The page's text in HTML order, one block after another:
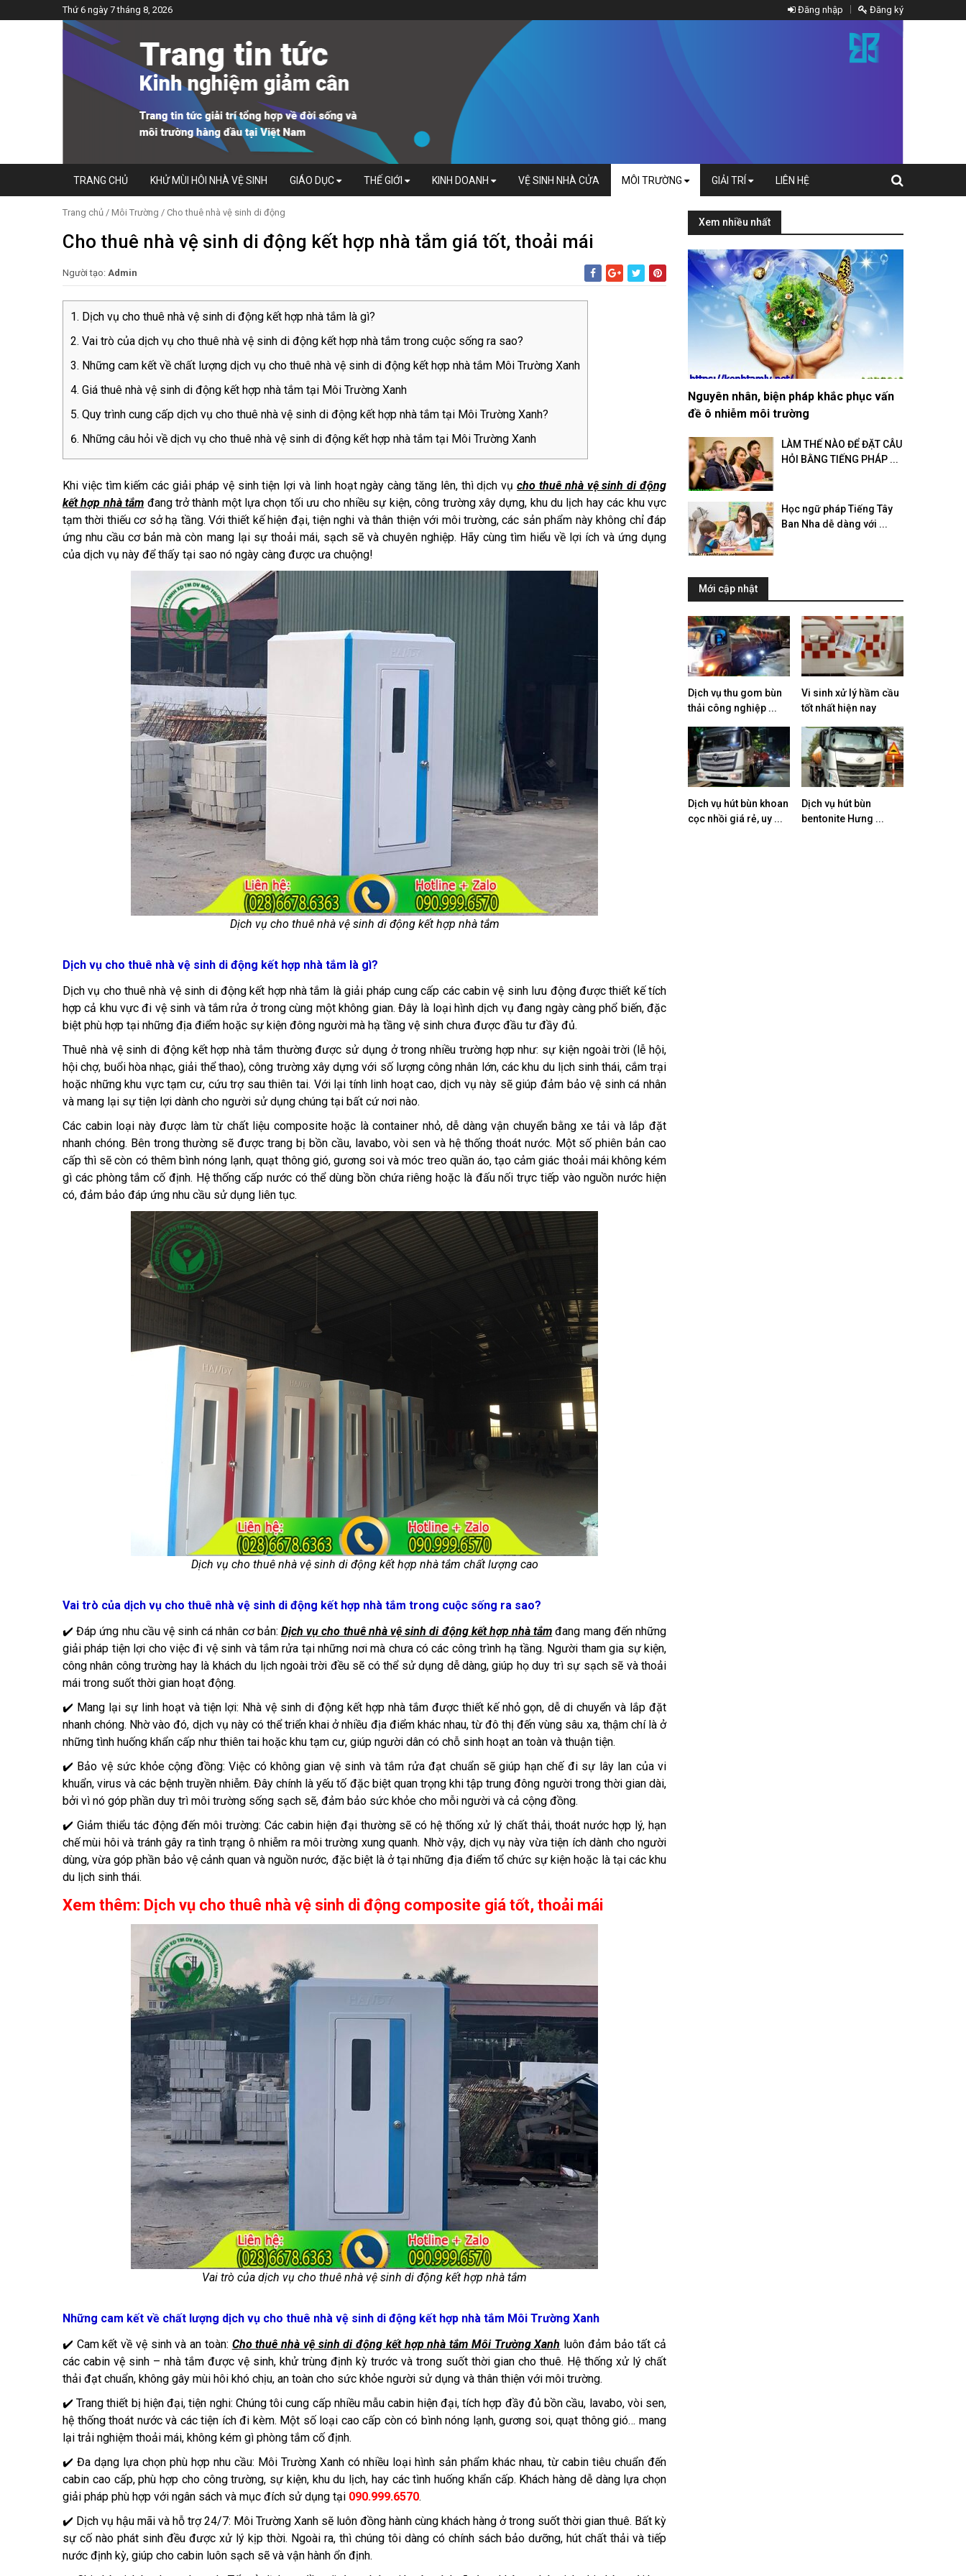
Thứ 6 ngày 7 tháng 8, 2026 Đăng nhập Đăng ký
TRANG CHỦ KHỬ MÙI HÔI NHÀ VỆ SINH GIÁO DỤC THẾ GIỚI KINH DOANH VỆ SINH NHÀ CỬA MÔI TRƯỜNG GIẢI TRÍ LIÊN HỆ
Trang chủ / Môi Trường / Cho thuê nhà vệ sinh di động
Cho thuê nhà vệ sinh di động kết hợp nhà tắm giá tốt, thoải mái
Người tạo: Admin
Dịch vụ cho thuê nhà vệ sinh di động kết hợp nhà tắm là gì?
Vai trò của dịch vụ cho thuê nhà vệ sinh di động kết hợp nhà tắm trong cuộc sống ra sao?
Những cam kết về chất lượng dịch vụ cho thuê nhà vệ sinh di động kết hợp nhà tắm Môi Trường Xanh
Giá thuê nhà vệ sinh di động kết hợp nhà tắm tại Môi Trường Xanh
Quy trình cung cấp dịch vụ cho thuê nhà vệ sinh di động kết hợp nhà tắm tại Môi Trường Xanh?
Những câu hỏi về dịch vụ cho thuê nhà vệ sinh di động kết hợp nhà tắm tại Môi Trường Xanh
Khi việc tìm kiếm các giải pháp vệ sinh tiện lợi và linh hoạt ngày càng tăng lên, thì dịch vụcho thuê nhà vệ sinh di động
kết hợp nhà tắm đang trở thành một lựa chọn tối ưu cho nhiều sự kiện, công trường xây dựng, khu du lịch hay các khu vực
tạm thời thiếu cơ sở hạ tầng. Với thiết kế hiện đại, tiện nghi và thân thiện với môi trường, các sản phẩm này không chỉ đáp
ứng nhu cầu cơ bản mà còn mang lại sự thoải mái, sạch sẽ và chuyên nghiệp. Hãy cùng tìm hiểu về lợi ích và ứng dụng
của dịch vụ này để thấy tại sao nó ngày càng được ưa chuộng!
Dịch vụ cho thuê nhà vệ sinh di động kết hợp nhà tắm
Dịch vụ cho thuê nhà vệ sinh di động kết hợp nhà tắm là gì?
Dịch vụ cho thuê nhà vệ sinh di động kết hợp nhà tắm là giải pháp cung cấp các cabin vệ sinh lưu động được thiết kế tích
hợp cả khu vực đi vệ sinh và tắm rửa ở trong cùng một không gian. Đây là loại hình dịch vụ đang ngày càng phổ biến, đặc
biệt phù hợp tại những địa điểm hoặc sự kiện đông người mà hạ tầng vệ sinh chưa được đầu tư đầy đủ.
Thuê nhà vệ sinh di động kết hợp nhà tắm thường được sử dụng ở trong nhiều trường hợp như: sự kiện ngoài trời (lễ hội,
hội chợ, buổi hòa nhạc, giải thể thao), công trường xây dựng với số lượng công nhân lớn, các khu du lịch sinh thái, cắm trại
hoặc những khu vực tạm cư, cứu trợ sau thiên tai. Với lại tính linh hoạt cao, dịch vụ này sẽ giúp đảm bảo vệ sinh cá nhân
và mang lại sự tiện lợi dành cho người sử dụng chúng tại bất cứ nơi nào.
Các cabin loại này được làm từ chất liệu composite hoặc là container nhỏ, dễ dàng vận chuyển bằng xe tải và lắp đặt
nhanh chóng. Bên trong thường sẽ được trang bị bồn cầu, lavabo, vòi sen và hệ thống thoát nước. Một số phiên bản cao
cấp thì sẽ còn có thêm bình nóng lạnh, quạt thông gió, gương soi và móc treo quần áo, tạo cảm giác thoải mái không kém
gì các phòng tắm cố định. Hệ thống cấp nước có thể dùng bồn chứa riêng hoặc là đấu nối trực tiếp vào nguồn nước hiện
có, đảm bảo đáp ứng nhu cầu sử dụng liên tục.
Dịch vụ cho thuê nhà vệ sinh di động kết hợp nhà tắm chất lượng cao
Vai trò của dịch vụ cho thuê nhà vệ sinh di động kết hợp nhà tắm trong cuộc sống ra sao?
✔️ Đáp ứng nhu cầu vệ sinh cá nhân cơ bản:Dịch vụ cho thuê nhà vệ sinh di động kết hợp nhà tắm đang mang đến những
giải pháp tiện lợi cho việc đi vệ sinh và tắm rửa tại những nơi mà chưa có các công trình hạ tầng. Người tham gia sự kiện,
công nhân công trường hay là khách du lịch ngoài trời đều sẽ có thể sử dụng dễ dàng, giúp họ duy trì sự sạch sẽ và thoải
mái trong suốt thời gian hoạt động.
✔️ Mang lại sự linh hoạt và tiện lợi: Nhà vệ sinh di động kết hợp nhà tắm được thiết kế nhỏ gọn, dễ di chuyển và lắp đặt
nhanh chóng. Nhờ vào đó, dịch vụ này có thể triển khai ở nhiều địa điểm khác nhau, từ đô thị đến vùng sâu xa, thậm chí là ở
những tình huống khẩn cấp như thiên tai hoặc khu tạm cư, giúp người dân có chỗ sinh hoạt an toàn và thuận tiện.
✔️ Bảo vệ sức khỏe cộng đồng: Việc có không gian vệ sinh và tắm rửa đạt chuẩn sẽ giúp hạn chế đi sự lây lan của vi
khuẩn, virus và các bệnh truyền nhiễm. Đây chính là yếu tố đặc biệt quan trọng khi tập trung đông người trong thời gian dài,
bởi vì nó góp phần duy trì môi trường sống sạch sẽ, đảm bảo sức khỏe cho mỗi người và cả cộng đồng.
✔️ Giảm thiểu tác động đến môi trường: Các cabin hiện đại thường sẽ có hệ thống xử lý chất thải, thoát nước hợp lý, hạn
chế mùi hôi và tránh gây ra tình trạng ô nhiễm ra môi trường xung quanh. Nhờ vậy, dịch vụ này vừa tiện ích dành cho người
dùng, vừa góp phần bảo vệ cảnh quan và nguồn nước, đặc biệt là ở tại những địa điểm tổ chức sự kiện hoặc là tại các khu
du lịch sinh thái.
Xem thêm: Dịch vụ cho thuê nhà vệ sinh di động composite giá tốt, thoải mái
Vai trò của dịch vụ cho thuê nhà vệ sinh di động kết hợp nhà tắm
Những cam kết về chất lượng dịch vụ cho thuê nhà vệ sinh di động kết hợp nhà tắm Môi Trường Xanh
✔️ Cam kết về vệ sinh và an toàn: Cho thuê nhà vệ sinh di động kết hợp nhà tắm Môi Trường Xanh luôn đảm bảo tất cả
các cabin vệ sinh – nhà tắm được vệ sinh, khử trùng định kỳ trước và trong suốt thời gian cho thuê. Hệ thống xử lý chất
thải đạt chuẩn, không gây mùi hôi khó chịu, an toàn cho sức khỏe người sử dụng và thân thiện với môi trường.
✔️ Trang thiết bị hiện đại, tiện nghi: Chúng tôi cung cấp nhiều mẫu cabin hiện đại, tích hợp đầy đủ bồn cầu, lavabo, vòi sen,
hệ thống thoát nước và các tiện ích đi kèm. Một số loại cao cấp còn có bình nóng lạnh, gương soi, quạt thông gió… mang
lại trải nghiệm thoải mái, không kém gì phòng tắm cố định.
✔️ Đa dạng lựa chọn phù hợp nhu cầu: Môi Trường Xanh có nhiều loại hình sản phẩm khác nhau, từ cabin tiêu chuẩn đến
cabin cao cấp, phù hợp cho công trường, sự kiện, khu du lịch, hay các tình huống khẩn cấp. Khách hàng dễ dàng lựa chọn
giải pháp phù hợp với ngân sách và mục đích sử dụng tại 090.999.6570.
✔️ Dịch vụ hậu mãi và hỗ trợ 24/7: Môi Trường Xanh sẽ luôn đồng hành cùng khách hàng ở trong suốt thời gian thuê. Bất kỳ
sự cố nào phát sinh đều được xử lý kịp thời. Ngoài ra, thì chúng tôi dàng có chính sách bảo dưỡng, hút chất thải và tiếp
nước định kỳ, giúp cho cabin luôn sạch sẽ và vận hành ổn định.
Xem nhiều nhất
Nguyên nhân, biện pháp khắc phục vấn
đề ô nhiễm môi trường
LÀM THẾ NÀO ĐỂ ĐẶT CÂU
HỎI BẰNG TIẾNG PHÁP ...
Học ngữ pháp Tiếng Tây
Ban Nha dễ dàng với ...
Mới cập nhật
Dịch vụ thu gom bùn
thải công nghiệp ...
Vi sinh xử lý hầm cầu
tốt nhất hiện nay
Dịch vụ hút bùn khoan
cọc nhồi giá rẻ, uy ...
Dịch vụ hút bùn
bentonite Hưng ...